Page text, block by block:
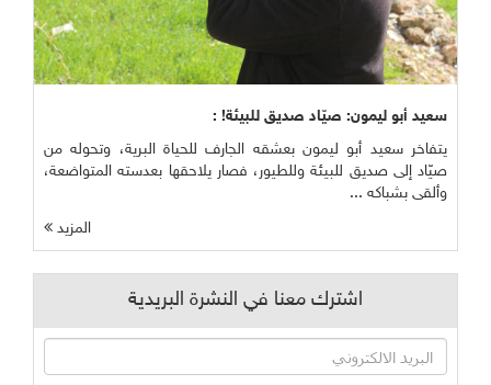
سعيد أبو ليمون: صيّاد صديق للبيئة! :
يتفاخر سعيد أبو ليمون بعشقه الجارف للحياة البرية، وتحوله من
صيّاد إلى صديق للبيئة وللطيور، فصار يلاحقها بعدسته المتواضعة،
وألقى بشباكه ...
المزيد
اشترك معنا في النشرة البريدية